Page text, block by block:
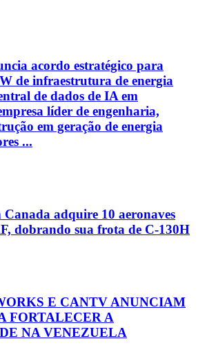
com baunilha, whisky e caramelo